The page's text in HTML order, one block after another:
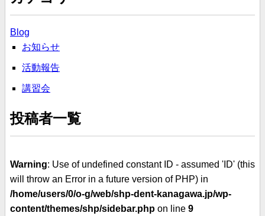
Blog
お知らせ
活動報告
講習会
投稿者一覧
Warning: Use of undefined constant ID - assumed 'ID' (this
will throw an Error in a future version of PHP) in
/home/users/0/o-g/web/shp-dent-kanagawa.jp/wp-
content/themes/shp/sidebar.php on line 9